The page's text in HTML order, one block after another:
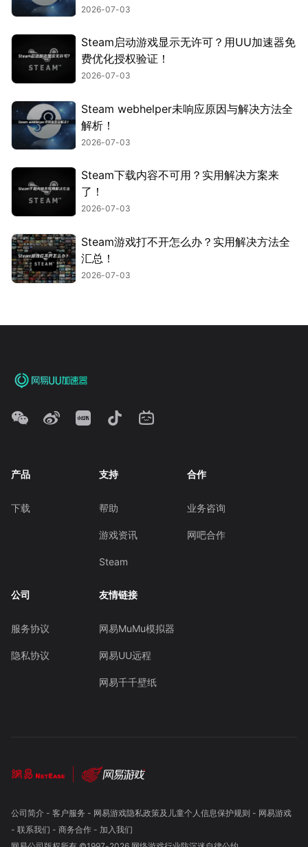
2026-07-03
Steam启动游戏显示无许可？用UU加速器免
费优化授权验证！
2026-07-03
Steam webhelper未响应原因与解决方法全
解析！
2026-07-03
Steam下载内容不可用？实用解决方案来
了！
2026-07-03
Steam游戏打不开怎么办？实用解决方法全
汇总！
2026-07-03
产品
下载
支持
帮助
游戏资讯
Steam
合作
业务咨询
网吧合作
公司
服务协议
隐私协议
友情链接
网易MuMu模拟器
网易UU远程
网易千千壁纸
公司简介- 客户服务 - 网易游戏隐私政策及儿童个人信息保护规则 - 网易游戏
- 联系我们 - 商务合作- 加入我们